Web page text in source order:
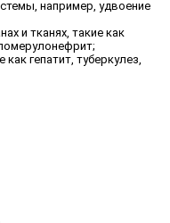
например, удвоение
и тканях, такие как
гепатит, туберкулез,